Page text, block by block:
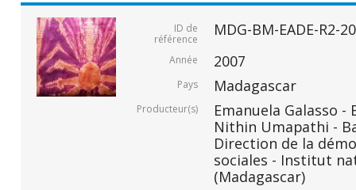
ID de
référence
MDG-BM-EADE-R2-
Année 2007
Pays Madagascar
Producteur(s)
Emanuela Galasso -
Nithin Umapathi -
Direction de la
sociales - Institut
(Madagascar)